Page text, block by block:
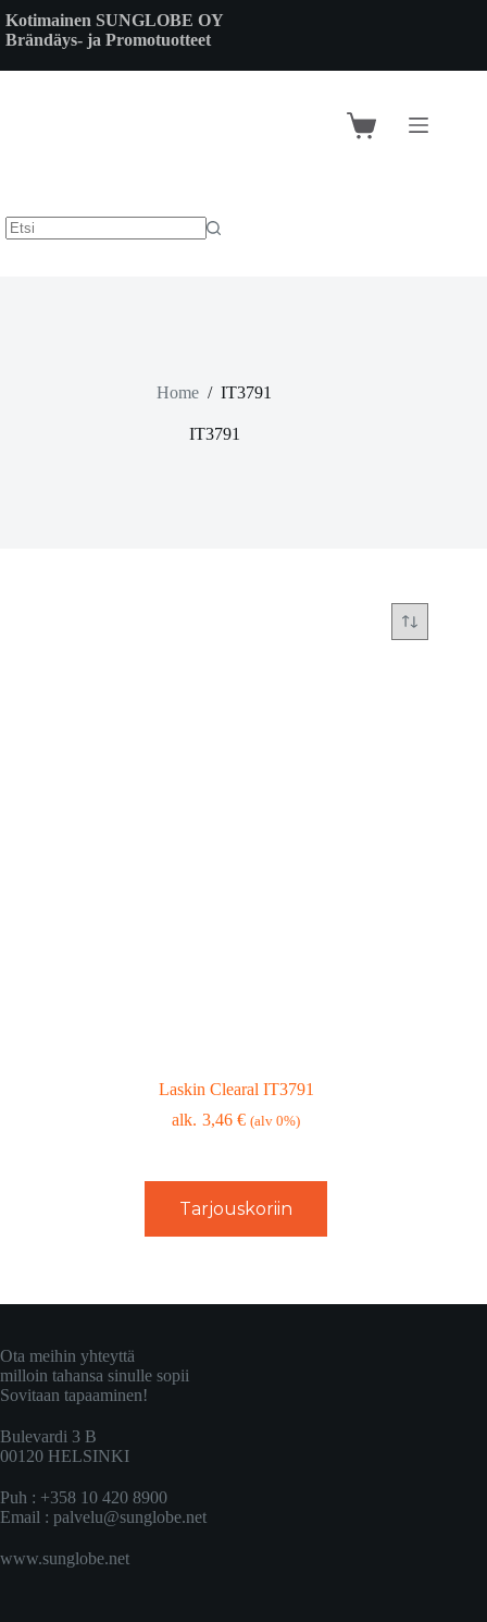
to
content
Kotimainen SUNGLOBE OY
Brändäys- ja Promotuotteet
Shopping
Home / IT3791
IT3791
Laskin Clearal IT3791
3,46€ (alv 0%)
Tarjouskoriin
Ota meihin yhteyttä
milloin tahansa sinulle sopii
Sovitaan tapaaminen!
Bulevardi 3 B
00120 HELSINKI
Puh : +358 10 420 8900
Email : palvelu@sunglobe.net
www.sunglobe.net